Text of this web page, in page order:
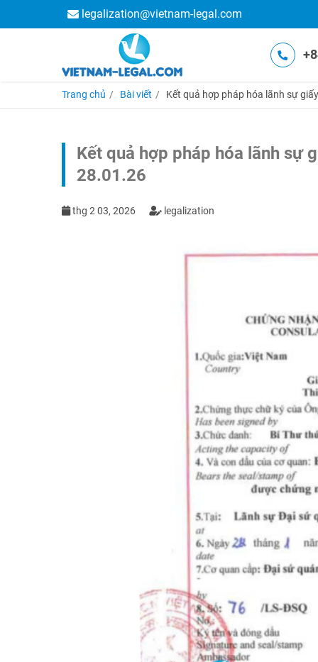
legalization@vietnam-legal.com
Trang chủ Bài viết Kết quả hợp pháp hóa lãnh sự
Kết quả hợp pháp hóa lãnh sự
28.01.26
thg 2 03, 2026 legalization